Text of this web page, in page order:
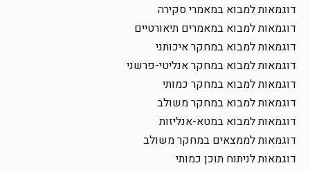
דוגמאות למבוא במאמרי סקירה
דוגמאות למבוא במאמרים תיאורטיים
דוגמאות למבוא במחקר איכותני
דוגמאות למבוא במחקר אנליטי-פרשני
דוגמאות למבוא במחקר כמותי
דוגמאות למבוא במחקר משולב
דוגמאות למבוא במטא-אנליזות
דוגמאות לממצאים במחקר משולב
דוגמאות לניתוח תוכן כמותי